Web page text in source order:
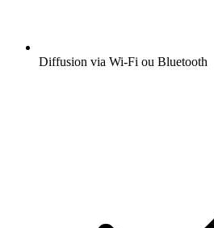
Diffusion via Wi-Fi ou Bluetooth